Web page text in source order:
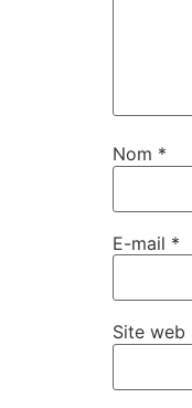
Nom *
E-mail *
Site web